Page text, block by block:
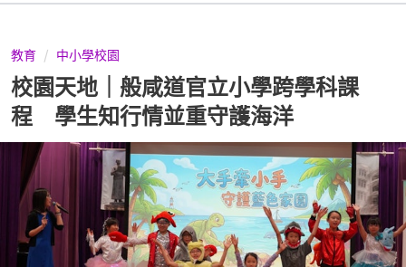
教育 中小學校園
校園天地｜般咸道官立小學跨學科課
程 學生知行情並重守護海洋